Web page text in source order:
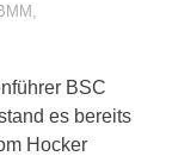
BSC
es bereits
Hocker